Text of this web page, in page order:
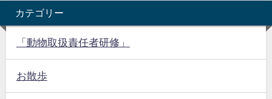
カテゴリー
「動物取扱責任者研修」
お散歩